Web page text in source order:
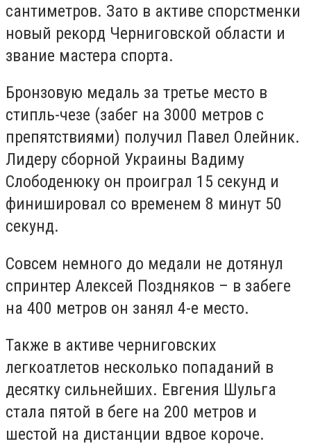
сантиметров. Зато в активе спорстменки
новый рекорд Черниговской области и
звание мастера спорта.
Бронзовую медаль за третье место в
стипль-чезе (забег на 3000 метров с
препятствиями) получил Павел Олейник.
Лидеру сборной Украины Вадиму
Слободенюку он проиграл 15 секунд и
финишировал со временем 8 минут 50
секунд.
Совсем немного до медали не дотянул
спринтер Алексей Поздняков – в забеге
на 400 метров он занял 4-е место.
Также в активе черниговских
легкоатлетов несколько попаданий в
десятку сильнейших. Евгения Шульга
стала пятой в беге на 200 метров и
шестой на дистанции вдвое короче.